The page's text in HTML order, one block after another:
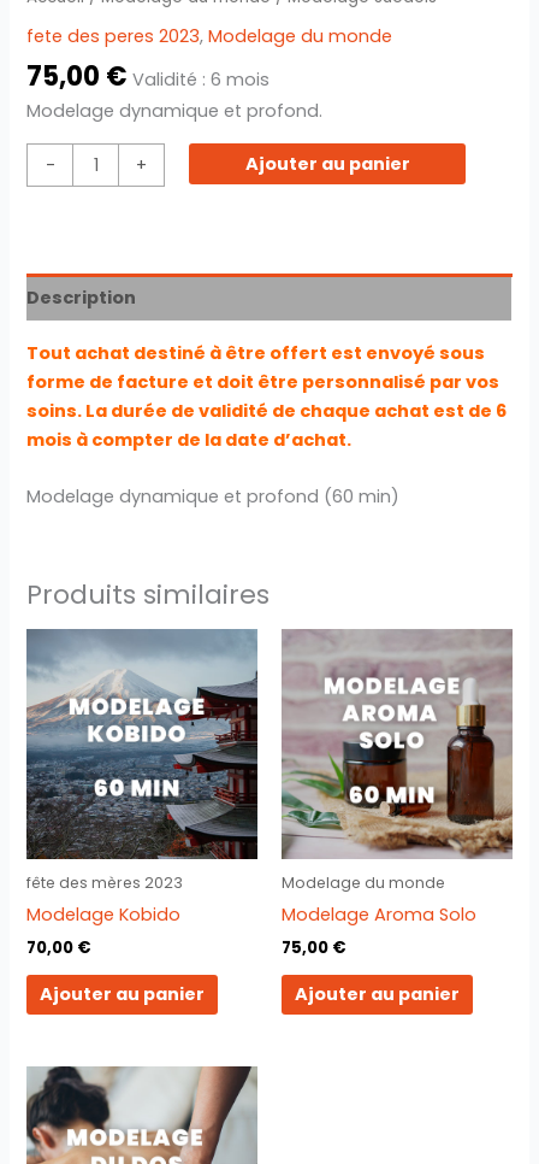
fete des peres 2023,Modelage du monde
75,00 € Validité : 6 mois
Modelage dynamique et profond.
- + Ajouter au panier
Description
Tout achat destiné à être offert est envoyé sous
forme de facture et doit être personnalisé par vos
soins. La durée de validité de chaque achat est de 6
mois à compter de la date d’achat.
Modelage dynamique et profond (60 min)
Produits similaires
fête des mères 2023
Modelage Kobido
70,00 €
Ajouter au panier
Modelage du monde
Modelage Aroma Solo
75,00 €
Ajouter au panier